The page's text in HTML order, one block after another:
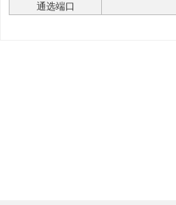
通选端口